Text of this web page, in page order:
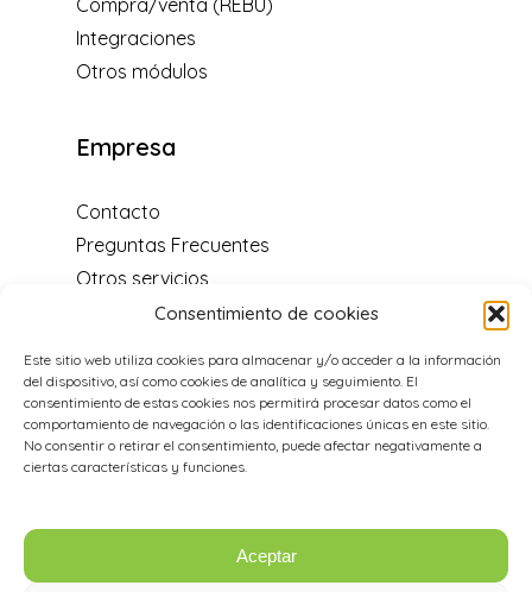
Consentimiento de cookies
Este sitio web utiliza cookies para almacenar y/o acceder a la información
del dispositivo, así como cookies de analítica y seguimiento. El
consentimiento de estas cookies nos permitirá procesar datos como el
comportamiento de navegación o las identificaciones únicas en este sitio.
No consentir o retirar el consentimiento, puede afectar negativamente a
ciertas características y funciones.
Aceptar
Compra/venta (REBU)
Integraciones
Otros módulos
Empresa
Contacto
Preguntas Frecuentes
Otros servicios
Distribuidores y programa de
recomendación
Acerca de nosotros
Aviso legal
Datos de Contacto